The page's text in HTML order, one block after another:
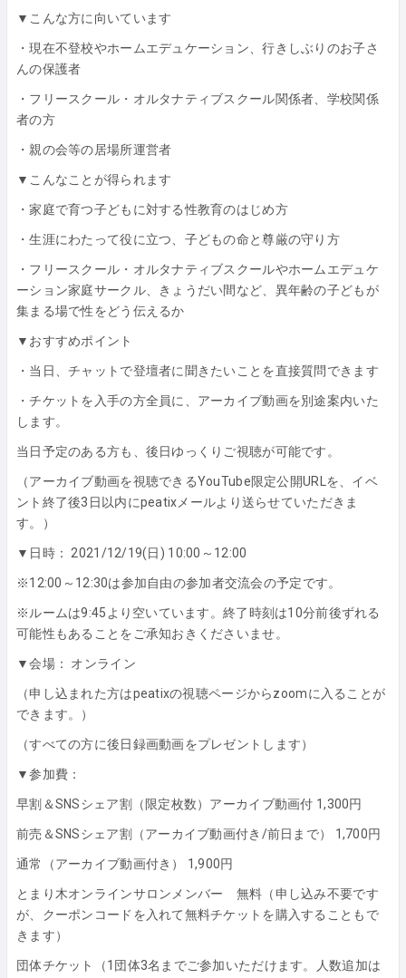
▼こんな方に向いています
・現在不登校やホームエデュケーション、行きしぶりのお子さ
んの保護者
・フリースクール・オルタナティブスクール関係者、学校関係
者の方
・親の会等の居場所運営者
▼こんなことが得られます
・家庭で育つ子どもに対する性教育のはじめ方
・生涯にわたって役に立つ、子どもの命と尊厳の守り方
・フリースクール・オルタナティブスクールやホームエデュケ
ーション家庭サークル、きょうだい間など、異年齢の子どもが
集まる場で性をどう伝えるか
▼おすすめポイント
・当日、チャットで登壇者に聞きたいことを直接質問できます
・チケットを入手の方全員に、アーカイブ動画を別途案内いた
します。
当日予定のある方も、後日ゆっくりご視聴が可能です。
（アーカイブ動画を視聴できるYouTube限定公開URLを、イベ
ント終了後3日以内にpeatixメールより送らせていただきま
す。）
▼日時： 2021/12/19(日) 10:00～12:00
※12:00～12:30は参加自由の参加者交流会の予定です。
※ルームは9:45より空いています。終了時刻は10分前後ずれる
可能性もあることをご承知おきくださいませ。
▼会場： オンライン
（申し込まれた方はpeatixの視聴ページからzoomに入ることが
できます。）
（すべての方に後日録画動画をプレゼントします）
▼参加費：
早割＆SNSシェア割（限定枚数）アーカイブ動画付 1,300円
前売＆SNSシェア割（アーカイブ動画付き/前日まで） 1,700円
通常（アーカイブ動画付き） 1,900円
とまり木オンラインサロンメンバー 無料（申し込み不要です
が、クーポンコードを入れて無料チケットを購入することもで
きます）
団体チケット（1団体3名までご参加いただけます。人数追加は